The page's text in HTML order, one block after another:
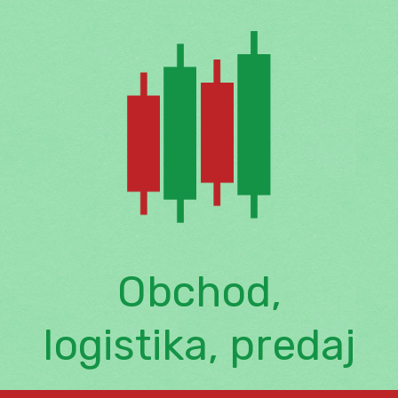
Obchod,
logistika, predaj